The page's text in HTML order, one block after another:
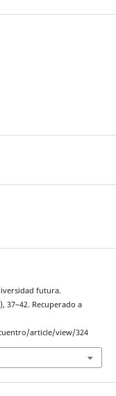
futura.
37–42. Recuperado a
article/view/324